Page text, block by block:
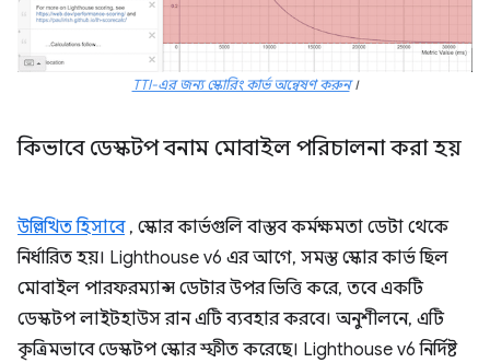
TTI-এর জন্য স্কোরিং কার্ভ অন্বেষণ করুন।
কিভাবে ডেস্কটপ বনাম মোবাইল পরিচালনা করা হয়
উল্লিখিত হিসাবে, স্কোর কার্ভগুলি বাস্তব কর্মক্ষমতা ডেটা থেকে
নির্ধারিত হয়। Lighthouse v6 এর আগে, সমস্ত স্কোর কার্ভ ছিল
মোবাইল পারফরম্যান্স ডেটার উপর ভিত্তি করে, তবে একটি
ডেস্কটপ লাইটহাউস রান এটি ব্যবহার করবে। অনুশীলনে, এটি
কৃত্রিমভাবে ডেস্কটপ স্কোর স্ফীত করেছে। Lighthouse v6 নির্দিষ্ট